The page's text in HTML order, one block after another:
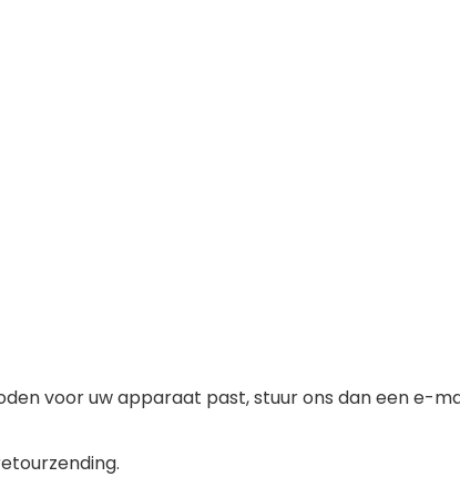
voor uw apparaat past, stuur ons dan een e-